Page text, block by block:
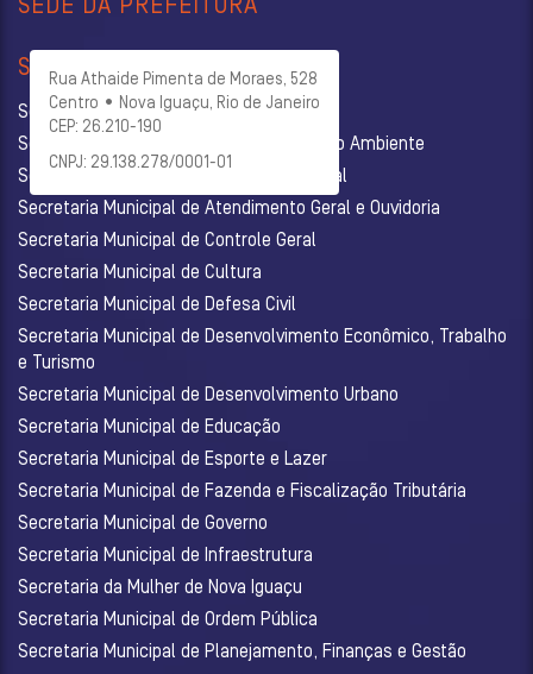
SEDE DA PREFEITURA
Rua Athaide Pimenta de Moraes, 528
Centro • Nova Iguaçu, Rio de Janeiro
CEP: 26.210-190
CNPJ: 29.138.278/0001-01
SECRETARIAS
Secretaria Municipal de Administração
Secretaria Municipal de Agricultura e Meio Ambiente
Secretaria Municipal de Assistência Social
Secretaria Municipal de Atendimento Geral e Ouvidoria
Secretaria Municipal de Controle Geral
Secretaria Municipal de Cultura
Secretaria Municipal de Defesa Civil
Secretaria Municipal de Desenvolvimento Econômico, Trabalho
e Turismo
Secretaria Municipal de Desenvolvimento Urbano
Secretaria Municipal de Educação
Secretaria Municipal de Esporte e Lazer
Secretaria Municipal de Fazenda e Fiscalização Tributária
Secretaria Municipal de Governo
Secretaria Municipal de Infraestrutura
Secretaria da Mulher de Nova Iguaçu
Secretaria Municipal de Ordem Pública
Secretaria Municipal de Planejamento, Finanças e Gestão